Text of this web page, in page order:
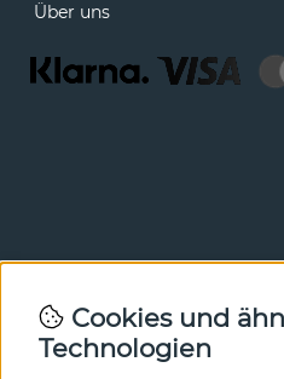
Über uns
Newsletter
In unserem Newsletter
Cookies und
Technologien